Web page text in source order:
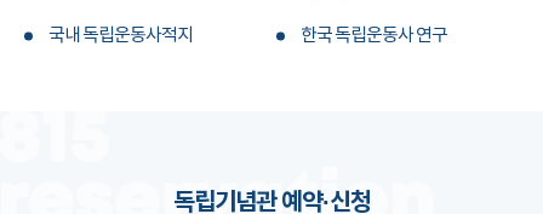
국내 독립운동사적지 한국 독립운동사 연구
독립기념관 예약·신청